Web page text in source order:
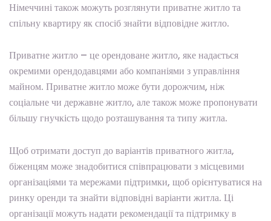
Німеччині також можуть розглянути приватне житло та
спільну квартиру як спосіб знайти відповідне житло.
Приватне житло – це орендоване житло, яке надається
окремими орендодавцями або компаніями з управління
майном. Приватне житло може бути дорожчим, ніж
соціальне чи державне житло, але також може пропонувати
більшу гнучкість щодо розташування та типу житла.
Щоб отримати доступ до варіантів приватного житла,
біженцям може знадобитися співпрацювати з місцевими
організаціями та мережами підтримки, щоб орієнтуватися на
ринку оренди та знайти відповідні варіанти житла. Ці
організації можуть надати рекомендації та підтримку в